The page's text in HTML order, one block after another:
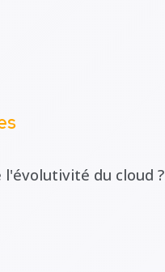
l'évolutivité du cloud ?